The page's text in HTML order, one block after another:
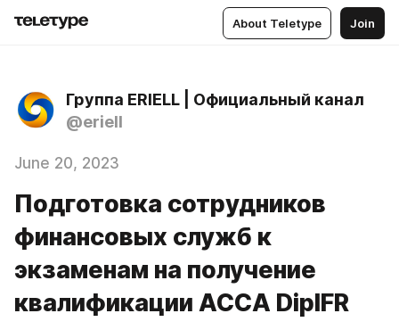
About Teletype Join
Группа ERIELL | Официальный канал
@eriell
June 20, 2023
Подготовка сотрудников
финансовых служб к
экзаменам на получение
квалификации АССА DipIFR